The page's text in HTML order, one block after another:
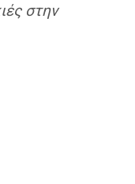
στην